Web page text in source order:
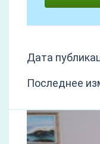
Дата
Последнее